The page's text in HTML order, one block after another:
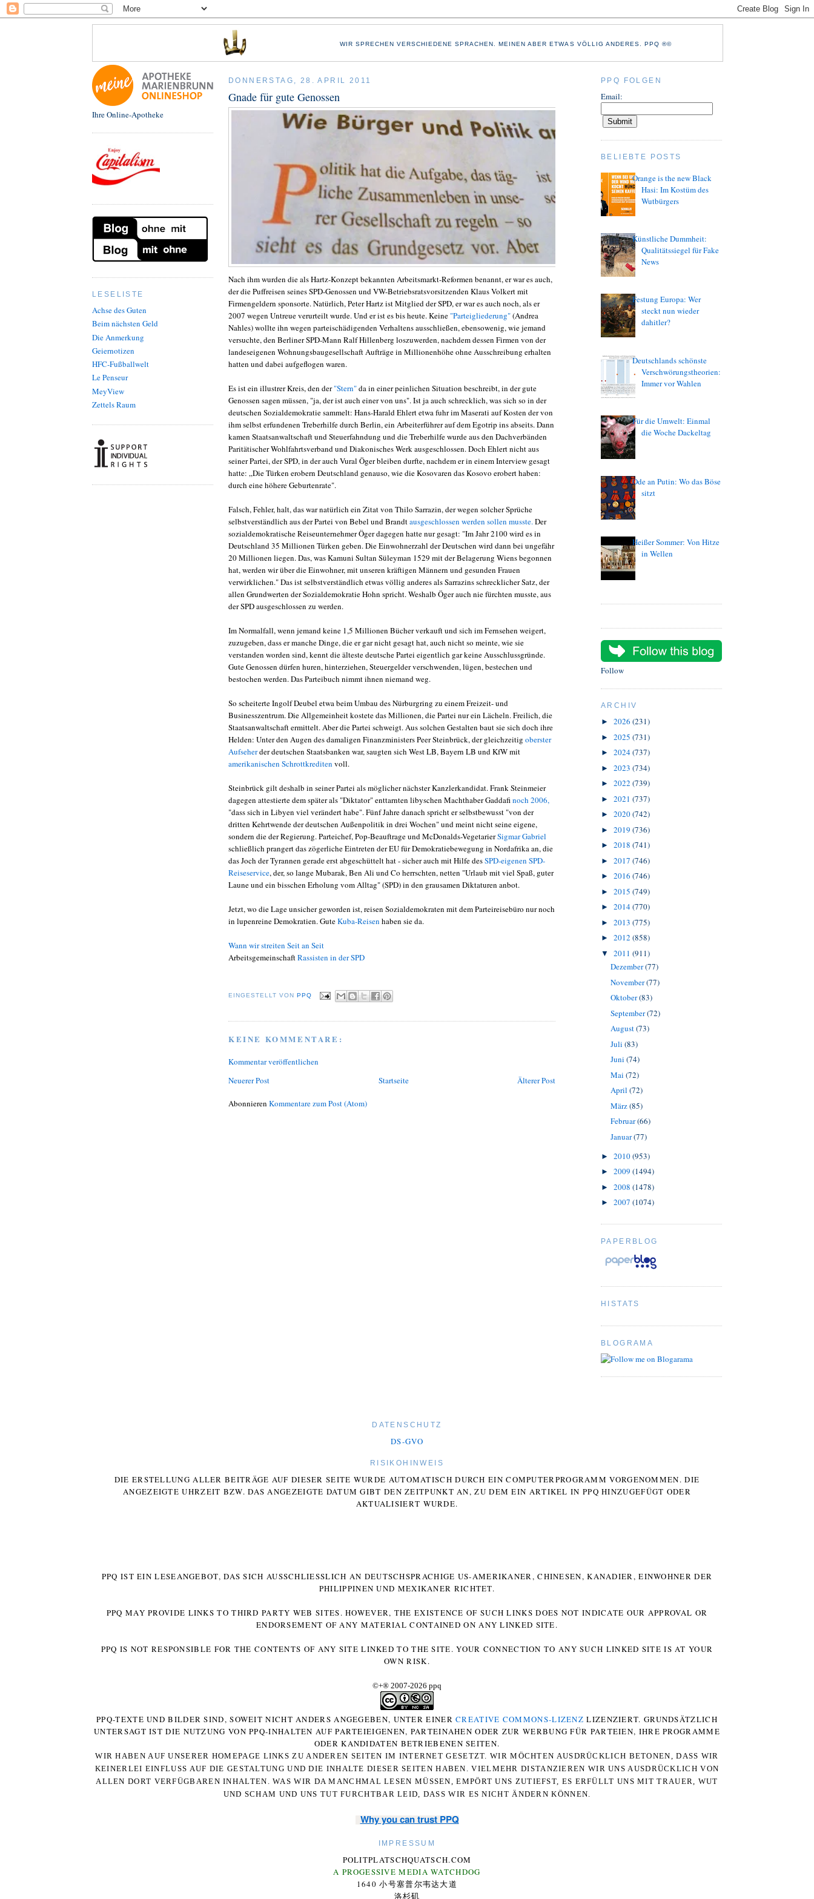
WIR SPRECHEN VERSCHIEDENE SPRACHEN. MEINEN ABER ETWAS VÖLLIG ANDERES. PPQ ®©
Ihre Online-Apotheke
LESELISTE
Achse des Guten
Beim nächsten Geld
Die Anmerkung
Geiernotizen
HFC-Fußballwelt
Le Penseur
MeyView
Zettels Raum
DONNERSTAG, 28. APRIL 2011
Gnade für gute Genossen
Nach ihm wurden die als Hartz-Konzept bekannten Arbeitsmarkt-Reformen benannt, er war es auch,
der die Puffreisen seines SPD-Genossen und VW-Betriebsratsvorsitzenden Klaus Volkert mit
Firmengeldern sponsorte. Natürlich, Peter Hartz ist Mitglied der SPD, er war es auch noch, als er
2007 wegen Untreue verurteilt wurde. Und er ist es bis heute. Keine "Parteigliederung"(Andrea
Nahles) wollte ihn wegen parteischädigenden Verhaltens ausschließen, ebensowenig, wie jemand
versuchte, den Berliner SPD-Mann Ralf Hillenberg loszuwerden, nachdem dessen Firmen von der
landeseigenen Wohnungsbaugesellschaft Aufträge in Millionenhöhe ohne Ausschreibung erhalten
hatten und dabei aufgeflogen waren.
Es ist ein illustrer Kreis, den der"Stern"da in einer peinlichen Situation beschreibt, in der gute
Genossen sagen müssen, "ja, der ist auch einer von uns". Ist ja auch schrecklich, was sich so in der
deutschen Sozialdemokratie sammelt: Hans-Harald Ehlert etwa fuhr im Maserati auf Kosten der von
ihm selbst erfundenen Treberhilfe durch Berlin, ein Arbeiterführer auf dem Egotrip ins abseits. Dann
kamen Staatsanwaltschaft und Steuerfahndung und die Treberhilfe wurde aus den Dachverbänden
Paritätischer Wohlfahrtsverband und Diakonisches Werk ausgeschlossen. Doch Ehlert nicht aus
seiner Partei, der SPD, in der auch Vural Öger bleiben durfte, nachdem er in einem Interview gesagt
hatte: „Die Türken erobern Deutschland genauso, wie die Kosovaren das Kosovo erobert haben:
durch eine höhere Geburtenrate".
Falsch, Fehler, halt, das war natürlich ein Zitat von Thilo Sarrazin, der wegen solcher Sprüche
selbstverständlich aus der Partei von Bebel und Brandtausgeschlossen werden sollen musste. Der
sozialdemokratische Reiseunternehmer Öger dagegen hatte nur gesagt: "Im Jahr 2100 wird es in
Deutschland 35 Millionen Türken geben. Die Einwohnerzahl der Deutschen wird dann bei ungefähr
20 Millionen liegen. Das, was Kamuni Sultan Süleyman 1529 mit der Belagerung Wiens begonnen
hat, werden wir über die Einwohner, mit unseren kräftigen Männern und gesunden Frauen
verwirklichen." Das ist selbstverständlich etwas völlig anderes als Sarrazins schrecklicher Satz, der
allen Grundwerten der Sozialdemokratie Hohn spricht. Weshalb Öger auch nie fürchten musste, aus
der SPD ausgeschlossen zu werden.
Im Normalfall, wenn jemand keine 1,5 Millionen Bücher verkauft und sich im Fernsehen weigert,
zuzugeben, dass er manche Dinge, die er gar nicht gesagt hat, auch nicht so meinte, wie sie
verstanden worden sind, kennt die älteste deutsche Partei eigentlich gar keine Ausschlussgründe.
Gute Genossen dürfen huren, hinterziehen, Steuergelder verschwenden, lügen, bestechen und
bestochen werden. Das Parteibuch nimmt ihnen niemand weg.
So scheiterte Ingolf Deubel etwa beim Umbau des Nürburgring zu einem Freizeit- und
Businesszentrum. Die Allgemeinheit kostete das Millionen, die Partei nur ein Lächeln. Freilich, die
Staatsanwaltschaft ermittelt. Aber die Partei schweigt. Aus solchen Gestalten baut sie sich doch ihre
Helden: Unter den Augen des damaligen Finanzministers Peer Steinbrück, der gleichzeitig oberster
Aufseherder deutschen Staatsbanken war, saugten sich West LB, Bayern LB und KfW mit
amerikanischen Schrottkrediten voll.
Steinbrück gilt deshalb in seiner Partei als möglicher nächster Kanzlerkandidat. Frank Steinmeier
dagegen attestierte dem später als "Diktator" enttarnten libyschen Machthaber Gaddafi noch 2006,
"dass sich in Libyen viel verändert habe". Fünf Jahre danach spricht er selbstbewusst "von der
dritten Kehrtwende der deutschen Außenpolitik in drei Wochen" und meint nicht seine eigene,
sondern die der Regierung. Parteichef, Pop-Beauftrage und McDonalds-VegetarierSigmar Gabriel
schließlich prangert das zögerliche Eintreten der EU für Demokratiebewegung in Nordafrika an, die
das Joch der Tyrannen gerade erst abgeschüttelt hat - sicher auch mit Hilfe desSPD-eigenen SPD-
Reiseservice, der, so lange Mubarak, Ben Ali und Co herrschten, netten "Urlaub mit viel Spaß, guter
Laune und ein bisschen Erholung vom Alltag" (SPD) in den grausamen Diktaturen anbot.
Jetzt, wo die Lage unsicher geworden ist, reisen Sozialdemokraten mit dem Parteireisebüro nur noch
in lupenreine Demokratien. GuteKuba-Reisen haben sie da.
Wann wir streiten Seit an Seit
ArbeitsgemeinschaftRassisten in der SPD
EINGESTELLT VON PPQ
KEINE KOMMENTARE:
Kommentar veröffentlichen
Neuerer Post
Älterer Post
Startseite
Abonnieren Kommentare zum Post (Atom)
PPQ FOLGEN
Email:
BELIEBTE POSTS
Orange is the new Black
Hasi: Im Kostüm des
Wutbürgers
Künstliche Dummheit:
Qualitätssiegel für Fake
News
Festung Europa: Wer
steckt nun wieder
dahitler?
Deutschlands schönste
Verschwörungstheorien:
Immer vor Wahlen
Für die Umwelt: Einmal
die Woche Dackeltag
Ode an Putin: Wo das Böse
sitzt
Heißer Sommer: Von Hitze
in Wellen
Follow
ARCHIV
► 2026 (231)
► 2025 (731)
► 2024(737)
► 2023 (734)
► 2022 (739)
► 2021 (737)
► 2020(742)
► 2019 (736)
► 2018 (741)
► 2017 (746)
► 2016 (746)
► 2015 (749)
► 2014(770)
► 2013 (775)
► 2012 (858)
▼ 2011 (911)
Dezember(77)
November(77)
Oktober(83)
September(72)
August(73)
Juli (83)
Juni (74)
Mai (72)
April (72)
März(85)
Februar(66)
Januar(77)
► 2010(953)
► 2009 (1494)
► 2008 (1478)
► 2007 (1074)
PAPERBLOG
HISTATS
BLOGRAMA
DATENSCHUTZ
DS-GVO
RISIKOHINWEIS
DIE ERSTELLUNG ALLER BEITRÄGE AUF DIESER SEITE WURDE AUTOMATISCH DURCH EIN COMPUTERPROGRAMM VORGENOMMEN. DIE
ANGEZEIGTE UHRZEIT BZW. DAS ANGEZEIGTE DATUM GIBT DEN ZEITPUNKT AN, ZU DEM EIN ARTIKEL IN PPQ HINZUGEFÜGT ODER
AKTUALISIERT WURDE.
PPQ IST EIN LESEANGEBOT, DAS SICH AUSSCHLIESSLICH AN DEUTSCHSPRACHIGE US-AMERIKANER, CHINESEN, KANADIER, EINWOHNER DER P
HILIPPINEN UND MEXIKANER RICHTET.
PPQ MAY PROVIDE LINKS TO THIRD PARTY WEB SITES. HOWEVER, THE EXISTENCE OF SUCH LINKS DOES NOT INDICATE OUR APPROVAL OR
ENDORSEMENT OF ANY MATERIAL CONTAINED ON ANY LINKED SITE.
PPQ IS NOT RESPONSIBLE FOR THE CONTENTS OF ANY SITE LINKED TO THE SITE. YOUR CONNECTION TO ANY SUCH LINKED SITE IS AT YOUR
OWN RISK.
©+® 2007-2026 ppq
PPQ-TEXTE UND BILDER SIND, SOWEIT NICHT ANDERS ANGEGEBEN, UNTER EINERCREATIVE COMMONS-LIZENZ LIZENZIERT. GRUNDSÄTZLICH
UNTERSAGT IST DIE NUTZUNG VON PPQ-INHALTEN AUF PARTEIEIGENEN, PARTEINAHEN ODER ZUR WERBUNG FÜR PARTEIEN, IHRE PROGRAMME
ODER KANDIDATEN BETRIEBENEN SEITEN.
WIR HABEN AUF UNSERER HOMEPAGE LINKS ZU ANDEREN SEITEN IM INTERNET GESETZT. WIR MÖCHTEN AUSDRÜCKLICH BETONEN, DASS WIR
KEINERLEI EINFLUSS AUF DIE GESTALTUNG UND DIE INHALTE DIESER SEITEN HABEN. VIELMEHR DISTANZIEREN WIR UNS AUSDRÜCKLICH VON
ALLEN DORT VERFÜGBAREN INHALTEN. WAS WIR DA MANCHMAL LESEN MÜSSEN, EMPÖRT UNS ZUTIEFST, ES ERFÜLLT UNS MIT TRAUER, WUT
UND SCHAM UND UNS TUT FURCHTBAR LEID, DASS WIR ES NICHT ÄNDERN KÖNNEN.
Why you can trust PPQ
IMPRESSUM
POLITPLATSCHQUATSCH.COM
A PROGESSIVE MEDIA WATCHDOG
1640 小号塞普尔韦达大道
洛杉矶